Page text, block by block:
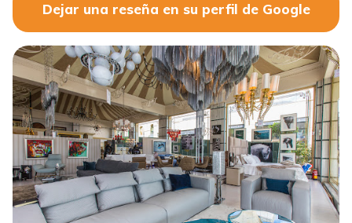
Dejar una reseña en su perfil de Google